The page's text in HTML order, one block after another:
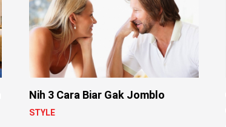
Nih 3 Cara Biar Gak Jomblo
STYLE